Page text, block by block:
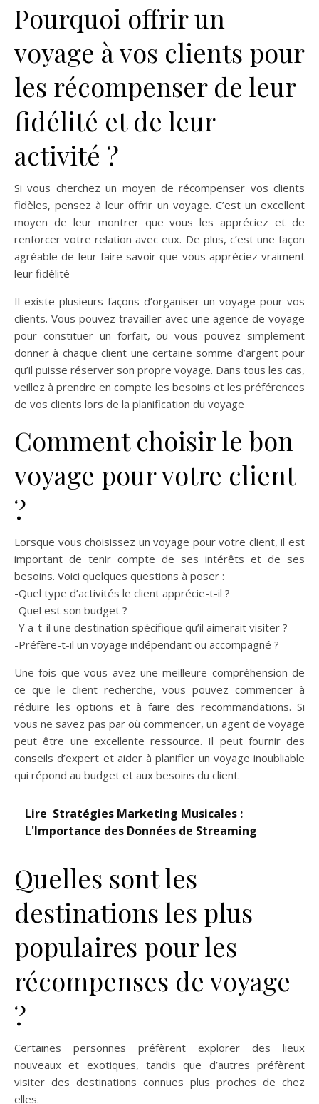
Pourquoi offrir un
voyage à vos clients pour
les récompenser de leur
fidélité et de leur
activité ?
Si vous cherchez un moyen de récompenser vos clients
fidèles, pensez à leur offrir un voyage. C’est un excellent
moyen de leur montrer que vous les appréciez et de
renforcer votre relation avec eux. De plus, c’est une façon
agréable de leur faire savoir que vous appréciez vraiment
leur fidélité
Il existe plusieurs façons d’organiser un voyage pour vos
clients. Vous pouvez travailler avec une agence de voyage
pour constituer un forfait, ou vous pouvez simplement
donner à chaque client une certaine somme d’argent pour
qu’il puisse réserver son propre voyage. Dans tous les cas,
veillez à prendre en compte les besoins et les préférences
de vos clients lors de la planification du voyage
Comment choisir le bon
voyage pour votre client
?
Lorsque vous choisissez un voyage pour votre client, il est
important de tenir compte de ses intérêts et de ses
besoins. Voici quelques questions à poser :
-Quel type d’activités le client apprécie-t-il ?
-Quel est son budget ?
-Y a-t-il une destination spécifique qu’il aimerait visiter ?
-Préfère-t-il un voyage indépendant ou accompagné ?
Une fois que vous avez une meilleure compréhension de
ce que le client recherche, vous pouvez commencer à
réduire les options et à faire des recommandations. Si
vous ne savez pas par où commencer, un agent de voyage
peut être une excellente ressource. Il peut fournir des
conseils d’expert et aider à planifier un voyage inoubliable
qui répond au budget et aux besoins du client.
Lire Stratégies Marketing Musicales :
L'Importance des Données de Streaming
Quelles sont les
destinations les plus
populaires pour les
récompenses de voyage
?
Certaines personnes préfèrent explorer des lieux
nouveaux et exotiques, tandis que d’autres préfèrent
visiter des destinations connues plus proches de chez
elles.